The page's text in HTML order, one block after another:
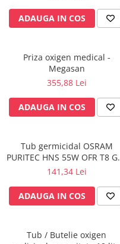
Robineti
Console tavan sali operatie
Lavoare apa sterila
Lavoare chirurgicale
Adaptori/cuple
Prefiltre lavoare
Electrochirurgie
Cabluri pentru pensele
Electrocautere
accesorii incluse
ADAUGA IN COS
Priza oxigen medical -
Megasan
355,88 Lei
ADAUGA IN COS
Tub germicidal OSRAM
PURITEC HNS 55W OFR T8
UVC pentru lampa
aer
141,34 Lei
ADAUGA IN COS
Tub / Butelie oxigen